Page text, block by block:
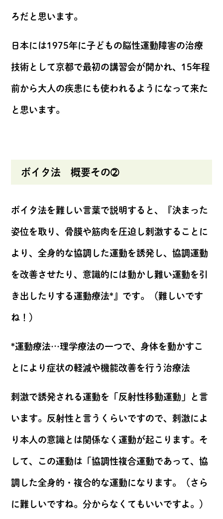
ろだと思います。
日本には1975年に子どもの脳性運動障害の治療
技術として京都で最初の講習会が開かれ、15年程
前から大人の疾患にも使われるようになって来た
と思います。
ボイタ法 概要その➁
ボイタ法を難しい言葉で説明すると、『決まった
姿位を取り、骨膜や筋肉を圧迫し刺激することに
より、全身的な協調した運動を誘発し、協調運動
を改善させたり、意識的には動かし難い運動を引
き出したりする運動療法*』です。（難しいです
ね！）
*運動療法…理学療法の一つで、身体を動かすこ
とにより症状の軽減や機能改善を行う治療法
刺激で誘発される運動を「反射性移動運動」と言
います。反射性と言うくらいですので、刺激によ
り本人の意識とは関係なく運動が起こります。そ
して、この運動は「協調性複合運動であって、協
調した全身的・複合的な運動になります。（さら
に難しいですね。分からなくてもいいですよ。）